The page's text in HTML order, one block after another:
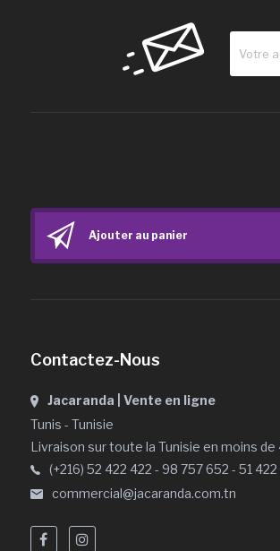
Ajouter au panier
Contactez-Nous
Jacaranda | Vente en ligne
Tunis - Tunisie
Livraison sur toute la Tunisie en moins de
(+216) 52 422 422 - 98 757 652 - 51
commercial@jacaranda.com.tn